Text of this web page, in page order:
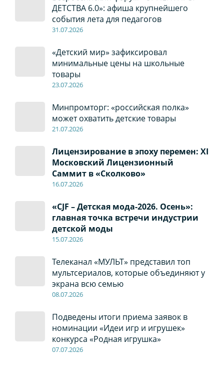
ДЕТСТВА 6.0»: афиша крупнейшего
события лета для педагогов
31.07.2026
«Детский мир» зафиксировал
минимальные цены на школьные
товары
23.07.2026
Минпромторг: «российская полка»
может охватить детские товары
21.07.2026
Лицензирование в эпоху перемен: XI
Московский Лицензионный
Саммит в «Сколково»
16.07.2026
«CJF – Детская мода-2026. Осень»:
главная точка встречи индустрии
детской моды
15.07.2026
Телеканал «МУЛЬТ» представил топ
мультсериалов, которые объединяют у
экрана всю семью
08.07.2026
Подведены итоги приема заявок в
номинации «Идеи игр и игрушек»
конкурса «Родная игрушка»
07.07.2026